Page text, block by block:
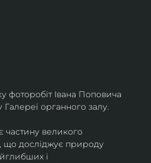
фоторобіт Івана Поповича
органного залу.
частину великого
що досліджує природу
і